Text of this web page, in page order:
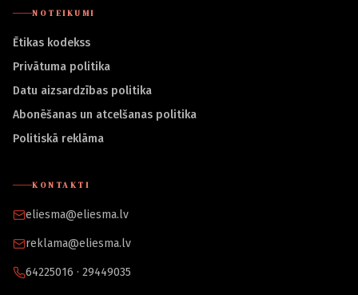
NOTEIKUMI
Ētikas kodekss
Privātuma politika
Datu aizsardzības politika
Abonēšanas un atcelšanas politika
Politiskā reklāma
KONTAKTI
eliesma@eliesma.lv
reklama@eliesma.lv
64225016 · 29449035